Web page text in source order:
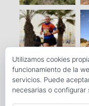
Utilizamos cookies
funcionamiento de la
servicios. Puede
necesarias o configurar